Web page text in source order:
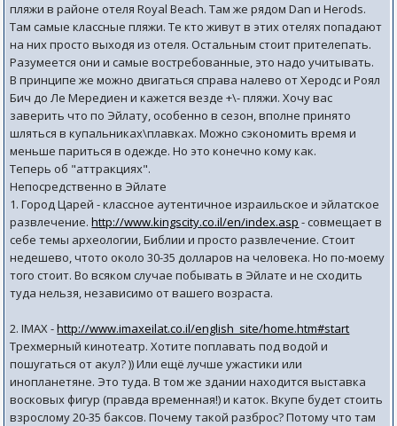
пляжи в районе отеля Royal Beach. Там же рядом Dan и Herods.
Там самые классные пляжи. Те кто живут в этих отелях попадают
на них просто выходя из отеля. Остальным стоит прителепать.
Разумеется они и самые востребованные, это надо учитывать.
В принципе же можно двигаться справа налево от Херодс и Роял
Бич до Ле Мередиен и кажется везде +\- пляжи. Хочу вас
заверить что по Эйлату, особенно в сезон, вполне принято
шляться в купальниках\плавках. Можно сэкономить время и
меньше париться в одежде. Но это конечно кому как.
Теперь об "аттракциях".
Непосредственно в Эйлате
1. Город Царей - классное аутентичное израильское и эйлатское
развлечение.http://www.kingscity.co.il/en/index.asp - совмещает в
себе темы археологии, Библии и просто развлечение. Стоит
недешево, чтото около 30-35 долларов на человека. Но по-моему
того стоит. Во всяком случае побывать в Эйлате и не сходить
туда нельзя, независимо от вашего возраста.
2. IMAX -http://www.imaxeilat.co.il/english_site/home.htm#start
Трехмерный кинотеатр. Хотите поплавать под водой и
пошугаться от акул? )) Или ещё лучше ужастики или
инопланетяне. Это туда. В том же здании находится выставка
восковых фигур (правда временная!) и каток. Вкупе будет стоить
взрослому 20-35 баксов. Почему такой разброс? Потому что там